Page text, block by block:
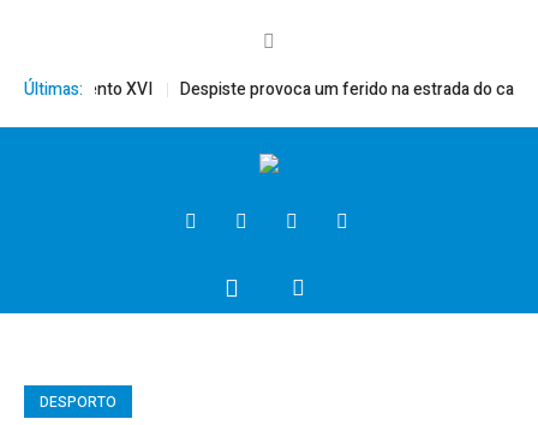
Últimas:Bento XVI Despiste provoca um ferido na estrada do campo
DESPORTO